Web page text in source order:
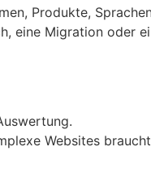
Produkte,
eine Migration oder
Websites